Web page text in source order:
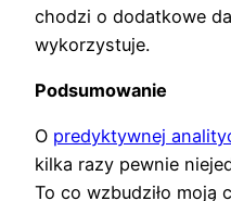
chodzi o dodatkowe
wykorzystuje.
Podsumowanie
O predyktywnej
kilka razy pewnie
To co wzbudziło moją